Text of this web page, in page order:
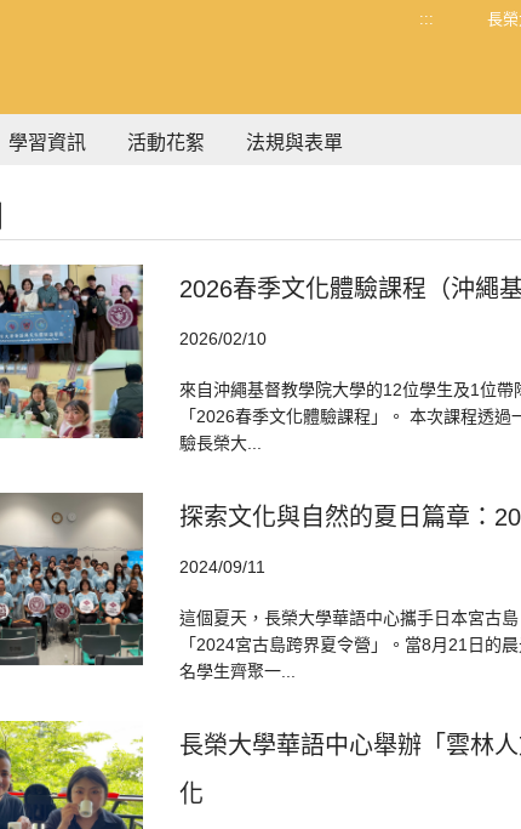
::: 長
學習資訊 活動花絮 法規與表單
2026春季文化體驗課程（沖繩
2026/02/10
來自沖繩基督教學院大學的12位學生及1位
「2026春季文化體驗課程」。 本次課程透
驗長榮大...
探索文化與自然的夏日篇章：
2024/09/11
這個夏天，長榮大學華語中心攜手日本宮古
「2024宮古島跨界夏令營」。當8月21日的
名學生齊聚一...
長榮大學華語中心舉辦「雲林
化